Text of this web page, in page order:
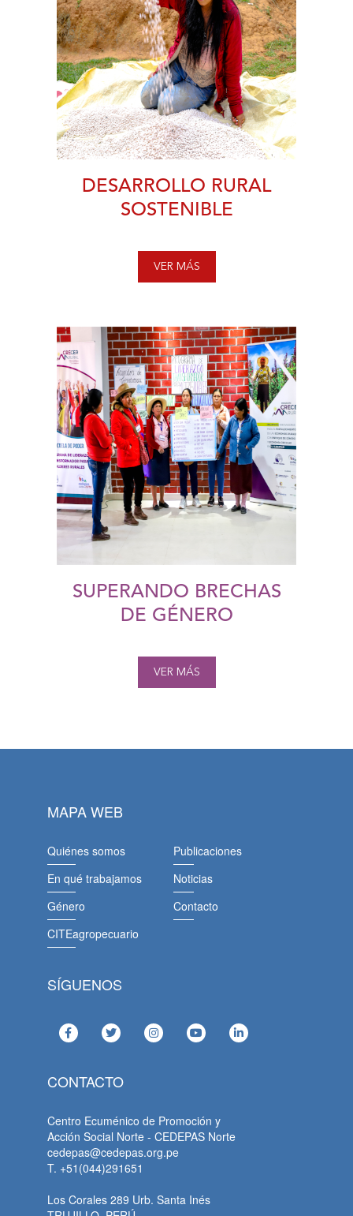
DESARROLLO RURAL
SOSTENIBLE
VER MÁS
SUPERANDO BRECHAS
DE GÉNERO
VER MÁS
MAPA WEB
Quiénes somos
En qué trabajamos
Género
CITEagropecuario
Publicaciones
Noticias
Contacto
SÍGUENOS
CONTACTO
Centro Ecuménico de Promoción y
Acción Social Norte - CEDEPAS Norte
cedepas@cedepas.org.pe
T. +51(044)291651
Los Corales 289 Urb. Santa Inés